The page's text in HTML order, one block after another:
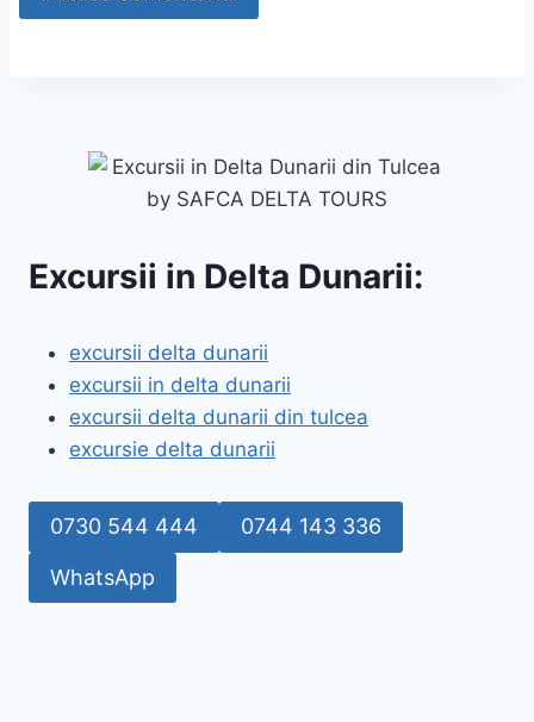
Excursii in Delta Dunarii:
excursii delta dunarii
excursii in delta dunarii
excursii delta dunarii din tulcea
excursie delta dunarii
0730 544 444 0744 143 336
WhatsApp